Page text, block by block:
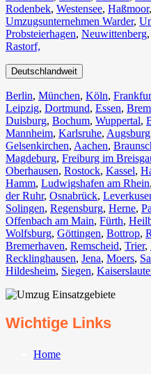
Rodenbek, Westensee, Haßmoor,
Umzugsunternehmen Warder,
Probsteierhagen, Neuwittenberg,
Rastorf,
Deutschlandweit
Berlin⁠, München, Köln⁠,
Leipzig, Dortmund, Essen,
Duisburg⁠, Bochum, Wuppertal⁠,
Mannheim, Karlsruhe, Augsburg
Gelsenkirchen⁠, Aachen⁠,
Magdeburg, Freiburg im
Oberhausen⁠, Rostock⁠, Kassel⁠,
Hamm, Ludwigshafen am Rhein⁠,
der Ruhr, Osnabrück⁠,
Solingen, Regensburg, Herne⁠,
Offenbach am Main, Fürth⁠,
Wolfsburg⁠, Göttingen, Bottrop,
Bremerhaven⁠, Remscheid, Trier⁠,
Recklinghausen, Jena⁠, Moers⁠,
Hildesheim⁠, Siegen⁠,
Wichtige Links
Home